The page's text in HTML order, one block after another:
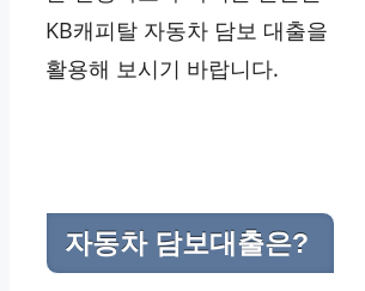
KB캐피탈 자동차 담보 대출을
활용해 보시기 바랍니다.
자동차 담보대출은?